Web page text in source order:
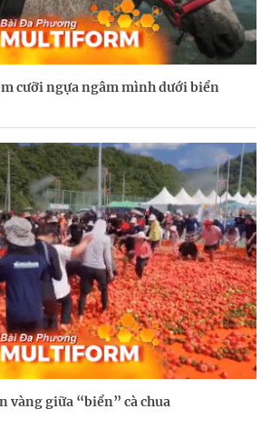
cưỡi ngựa ngâm mình dưới biển
vàng giữa “biển” cà chua